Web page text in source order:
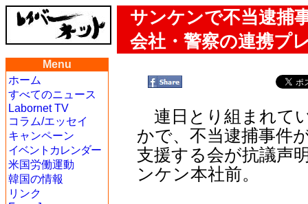
サンケンで不当逮捕
会社・警察の連携プ
Menu
ホーム
すべてのニュース
Labornet TV
コラム/エッセイ
キャンペーン
イベントカレンダー
米国労働運動
韓国の情報
リンク
連日とり組まれて
かで、不当逮捕事
支援する会が抗議声
ンケン本社前。